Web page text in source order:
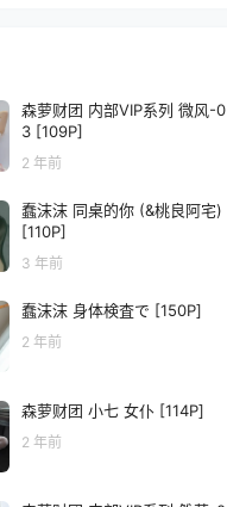
森萝财团 内部VIP系列 微风-0
3 [109P]
2 年前
蠢沫沫 同桌的你 (&桃良阿宅)
[110P]
3 年前
蠢沫沫 身体検査で [150P]
2 年前
森萝财团 小七 女仆 [114P]
2 年前